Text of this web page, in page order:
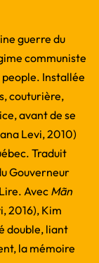
guerre du
communiste
Installée
couturière,
avant de se
Levi, 2010)
Traduit
Gouverneur
Avec Mãn
2016), Kim
double, liant
la mémoire